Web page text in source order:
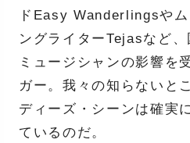
ドEasy Wanderlingsや
ングライターTejasなど
ミュージシャンの影響を
ガー。我々の知らないと
ディーズ・シーンは確実
ているのだ。